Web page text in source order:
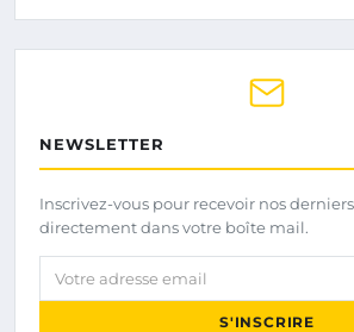
NEWSLETTER
Inscrivez-vous pour recevoir nos
directement dans votre boîte mail.
Votre adresse email
S'INSCRIRE